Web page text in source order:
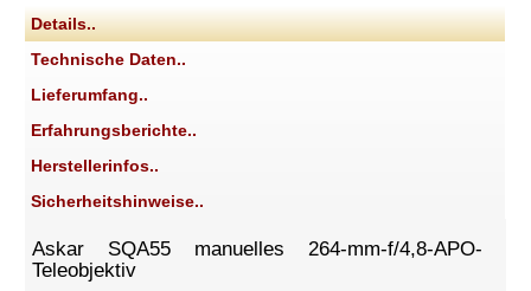
Details..
Technische Daten..
Lieferumfang..
Erfahrungsberichte..
Herstellerinfos..
Sicherheitshinweise..
Askar SQA55 manuelles 264-mm-f/4,8-APO-
Teleobjektiv